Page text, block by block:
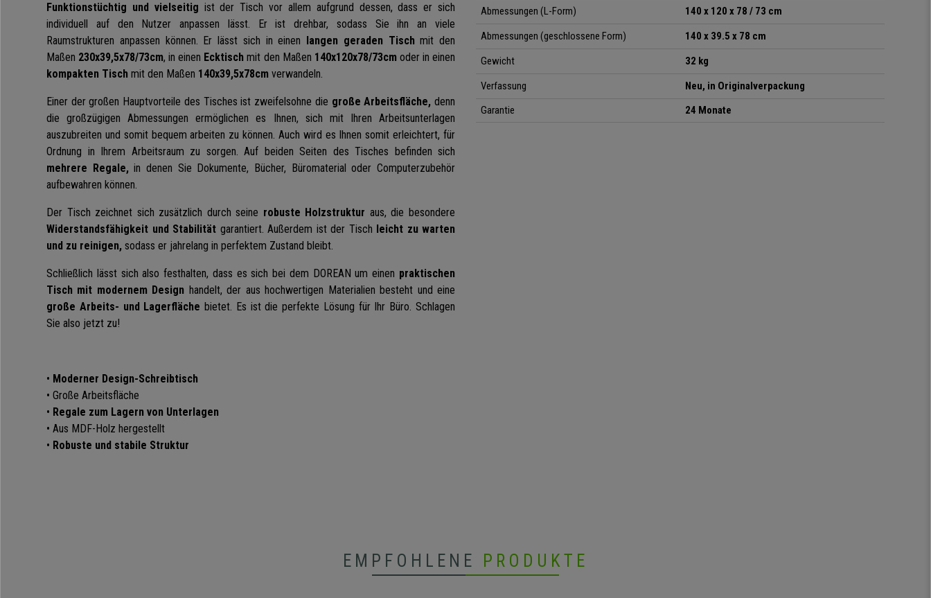
Funktionstüchtig und vielseitig ist der Tisch vor allem aufgrund dessen, dass er sich
individuell auf den Nutzer anpassen lässt. Er ist drehbar, sodass Sie ihn an viele
Raumstrukturen anpassen können. Er lässt sich in einen langen geraden Tischmit den
Maßen 230x39,5x78/73cm, in einen Ecktisch mit den Maßen 140x120x78/73cmoder in einen
kompakten Tisch mit den Maßen 140x39,5x78cm verwandeln.
Einer der großen Hauptvorteile des Tisches ist zweifelsohne die große Arbeitsfläche, denn
die großzügigen Abmessungen ermöglichen es Ihnen, sich mit Ihren Arbeitsunterlagen
auszubreiten und somit bequem arbeiten zu können. Auch wird es Ihnen somit erleichtert, für
Ordnung in Ihrem Arbeitsraum zu sorgen. Auf beiden Seiten des Tisches befinden sich
mehrere Regale,in denen Sie Dokumente, Bücher, Büromaterial oder Computerzubehör
aufbewahren können.
Der Tisch zeichnet sich zusätzlich durch seine robuste Holzstruktur aus, die besondere
Widerstandsfähigkeit und Stabilität garantiert. Außerdem ist der Tisch leicht zu warten
und zu reinigen, sodass er jahrelang in perfektem Zustand bleibt.
Schließlich lässt sich also festhalten, dass es sich bei dem DOREAN um einen praktischen
Tisch mit modernem Design handelt, der aus hochwertigen Materialien besteht und eine
große Arbeits- und Lagerfläche bietet. Es ist die perfekte Lösung für Ihr Büro. Schlagen
Sie also jetzt zu!
• Moderner Design-Schreibtisch
• Große Arbeitsfläche
• Regale zum Lagern von Unterlagen
• Aus MDF-Holz hergestellt
• Robuste und stabile Struktur
Abmessungen (L-Form)
140 x 120 x 78 / 73 cm
Abmessungen (geschlossene Form)
140 x 39.5 x 78 cm
Gewicht
32 kg
Verfassung
Neu, in Originalverpackung
Garantie
24 Monate
EMPFOHLENE PRODUKTE